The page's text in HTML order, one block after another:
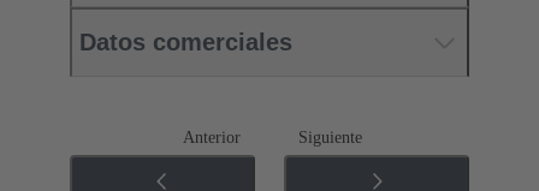
Datos comerciales
Anterior Siguiente